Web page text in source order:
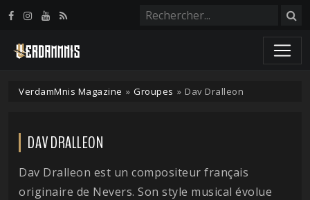
VerdamMnis Magazine » Groupes » Dav Dralleon
DAV DRALLEON
Dav Dralleon est un compositeur français
originaire de Nevers. Son style musical évolue
Panneau de gestion des cookies